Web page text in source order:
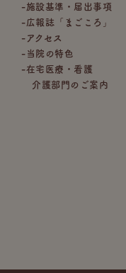
施設基準・届出事項
広報誌「まごころ」
アクセス
当院の特色
在宅医療・看護
介護部門のご案内